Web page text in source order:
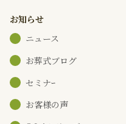
お知らせ
ニュース
お葬式ブログ
セミナｰ
お客様の声